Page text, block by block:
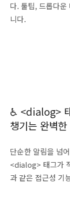
다. 툴팁, 드롭다
니다.
♿ <dialog>
챙기는 완벽
단순한 알림을 넘
<dialog> 태그가
과 같은 접근성 기